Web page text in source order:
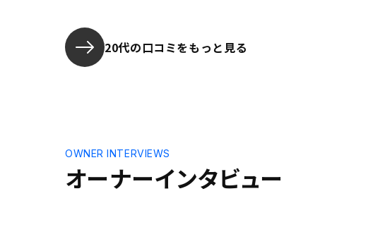
20代の口コミをもっと見る
オーナーインタビュー
OWNER INTERVIEWS